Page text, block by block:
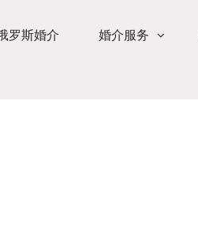
罗斯婚介 婚介服务